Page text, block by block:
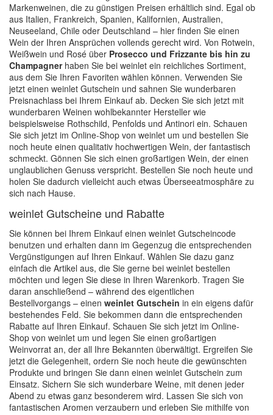
Markenweinen, die zu günstigen Preisen erhältlich sind. Egal ob
aus Italien, Frankreich, Spanien, Kalifornien, Australien,
Neuseeland, Chile oder Deutschland – hier finden Sie einen
Wein der Ihren Ansprüchen vollends gerecht wird. Von Rotwein,
Weißwein und Rosé über Prosecco und Frizzante bis hin zu
Champagnerhaben Sie bei weinlet ein reichliches Sortiment,
aus dem Sie Ihren Favoriten wählen können. Verwenden Sie
jetzt einen weinlet Gutschein und sahnen Sie wunderbaren
Preisnachlass bei Ihrem Einkauf ab. Decken Sie sich jetzt mit
wunderbaren Weinen wohlbekannter Hersteller wie
beispielsweise Rothschild, Penfolds und Antinori ein. Schauen
Sie sich jetzt im Online-Shop von weinlet um und bestellen Sie
noch heute einen qualitativ hochwertigen Wein, der fantastisch
schmeckt. Gönnen Sie sich einen großartigen Wein, der einen
unglaublichen Genuss verspricht. Bestellen Sie noch heute und
holen Sie dadurch vielleicht auch etwas Überseeatmosphäre zu
sich nach Hause.
weinlet Gutscheine und Rabatte
Sie können bei Ihrem Einkauf einen weinlet Gutscheincode
benutzen und erhalten dann im Gegenzug die entsprechenden
Vergünstigungen auf Ihren Einkauf. Wählen Sie dazu ganz
einfach die Artikel aus, die Sie gerne bei weinlet bestellen
möchten und legen Sie diese in Ihren Warenkorb. Tragen Sie
daran anschließend – während des eigentlichen
Bestellvorgangs – einen weinlet Gutschein in ein eigens dafür
bestehendes Feld. Sie bekommen dann die entsprechenden
Rabatte auf Ihren Einkauf. Schauen Sie sich jetzt im Online-
Shop von weinlet um und legen Sie einen großartigen
Weinvorrat an, der all Ihre Bekannten überwältigt. Ergreifen Sie
jetzt die Gelegenheit, ordern Sie noch heute die gewünschten
Produkte und bringen Sie dann einen weinlet Gutschein zum
Einsatz. Sichern Sie sich wunderbare Weine, mit denen jeder
Abend zu etwas ganz besonderem wird. Lassen Sie sich von
fantastischen Aromen verzaubern und erleben Sie mithilfe von